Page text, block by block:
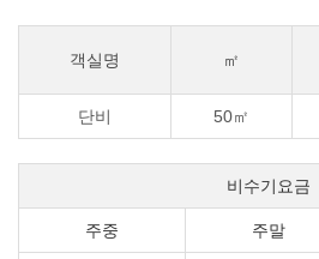
객실명 ㎡
단비 50㎡
비수기요금
주중 주말